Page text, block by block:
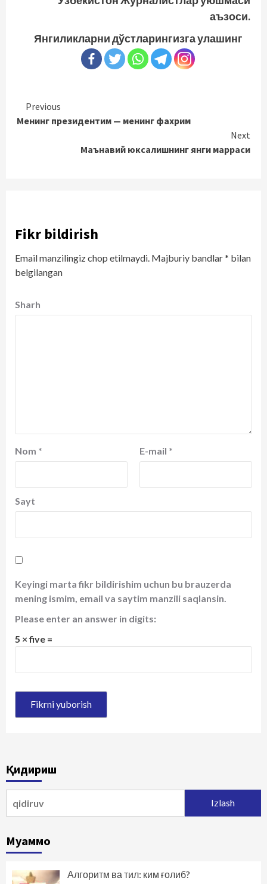
аъзоси.
Янгиликларни дўстларингизга улашинг
Continue
Reading
Previous
Менинг президентим — менинг фахрим
Next
Маънавий юксалишнинг янги марраси
Fikr bildirish
Email manzilingiz chop etilmaydi. Majburiy bandlar* bilan
belgilangan
Sharh
Nom * E-mail *
Sayt
Keyingi marta fikr bildirishim uchun bu brauzerda
mening ismim, email va saytim manzili saqlansin.
Please enter an answer in digits:
5 × five =
Қидириш
Муаммо
Алгоритм ва тил: ким ғолиб?